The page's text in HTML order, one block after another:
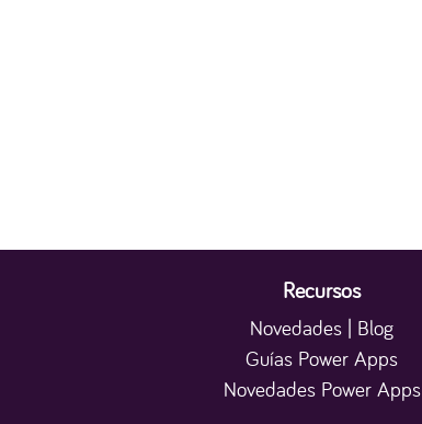
Recursos
Novedades | Blog
Guías Power Apps
Novedades Power Apps